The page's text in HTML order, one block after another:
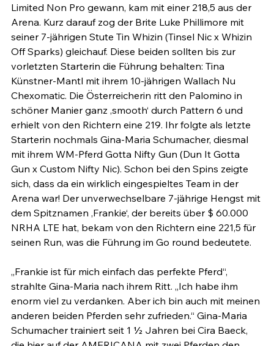
Limited Non Pro gewann, kam mit einer 218,5 aus der
Arena. Kurz darauf zog der Brite Luke Phillimore mit
seiner 7-jährigen Stute Tin Whizin (Tinsel Nic x Whizin
Off Sparks) gleichauf. Diese beiden sollten bis zur
vorletzten Starterin die Führung behalten: Tina
Künstner-Mantl mit ihrem 10-jährigen Wallach Nu
Chexomatic. Die Österreicherin ritt den Palomino in
schöner Manier ganz ‚smooth‘ durch Pattern 6 und
erhielt von den Richtern eine 219. Ihr folgte als letzte
Starterin nochmals Gina-Maria Schumacher, diesmal
mit ihrem WM-Pferd Gotta Nifty Gun (Dun It Gotta
Gun x Custom Nifty Nic). Schon bei den Spins zeigte
sich, dass da ein wirklich eingespieltes Team in der
Arena war! Der unverwechselbare 7-jährige Hengst mit
dem Spitznamen ‚Frankie‘, der bereits über $ 60.000
NRHA LTE hat, bekam von den Richtern eine 221,5 für
seinen Run, was die Führung im Go round bedeutete.
„Frankie ist für mich einfach das perfekte Pferd“,
strahlte Gina-Maria nach ihrem Ritt. „Ich habe ihm
enorm viel zu verdanken. Aber ich bin auch mit meinen
anderen beiden Pferden sehr zufrieden.“ Gina-Maria
Schumacher trainiert seit 1 ½ Jahren bei Cira Baeck,